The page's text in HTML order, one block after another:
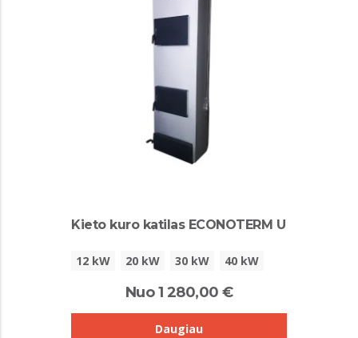
Kieto kuro katilas ECONOTERM U
12 kW 20 kW 30 kW 40 kW
Nuo 1 280,00 €
Daugiau